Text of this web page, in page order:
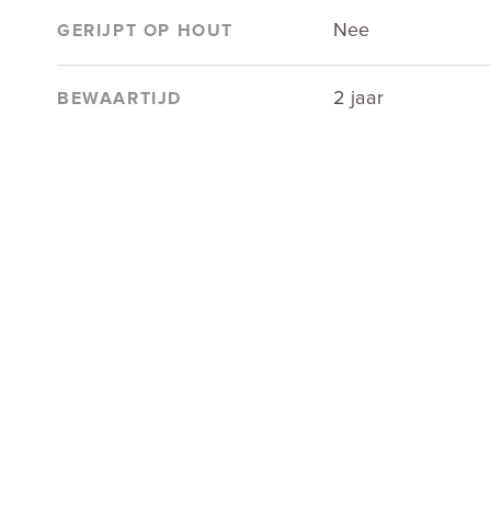
GERIJPT OP HOUT Nee
BEWAARTIJD 2 jaar